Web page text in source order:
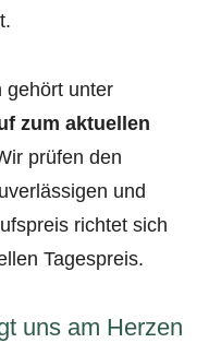
gehört unter
zum aktuellen
prüfen den
und
richtet sich
Tagespreis.
uns am Herzen